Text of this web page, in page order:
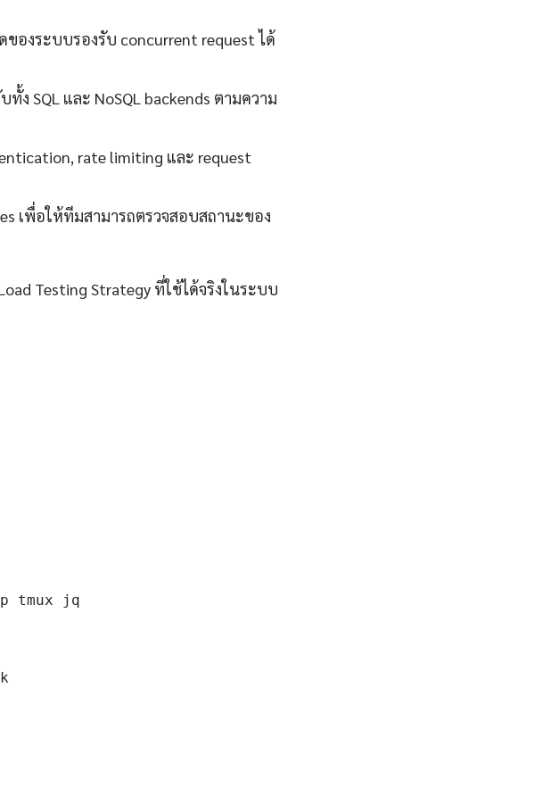
องระบบรองรับ concurrent request ได้
ง SQL และ NoSQL backends ตามความ
rate limiting และ request
เพื่อให้ทีมสามารถตรวจสอบสถานะของ
Testing Strategy ที่ใช้ได้จริงในระบบ
tmux jq